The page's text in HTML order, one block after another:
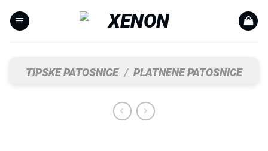
TIPSKE PATOSNICE / PLATNENE PATOSNICE